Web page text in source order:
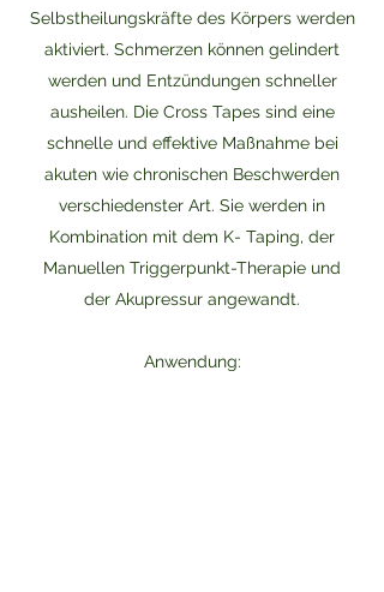
Selbstheilungskräfte des Körpers werden
aktiviert. Schmerzen können gelindert
werden und Entzündungen schneller
ausheilen. Die Cross Tapes sind eine
schnelle und effektive Maßnahme bei
akuten wie chronischen Beschwerden
verschiedenster Art. Sie werden in
Kombination mit dem K- Taping, der
Manuellen Triggerpunkt-Therapie und
der Akupressur angewandt.
Anwendung: